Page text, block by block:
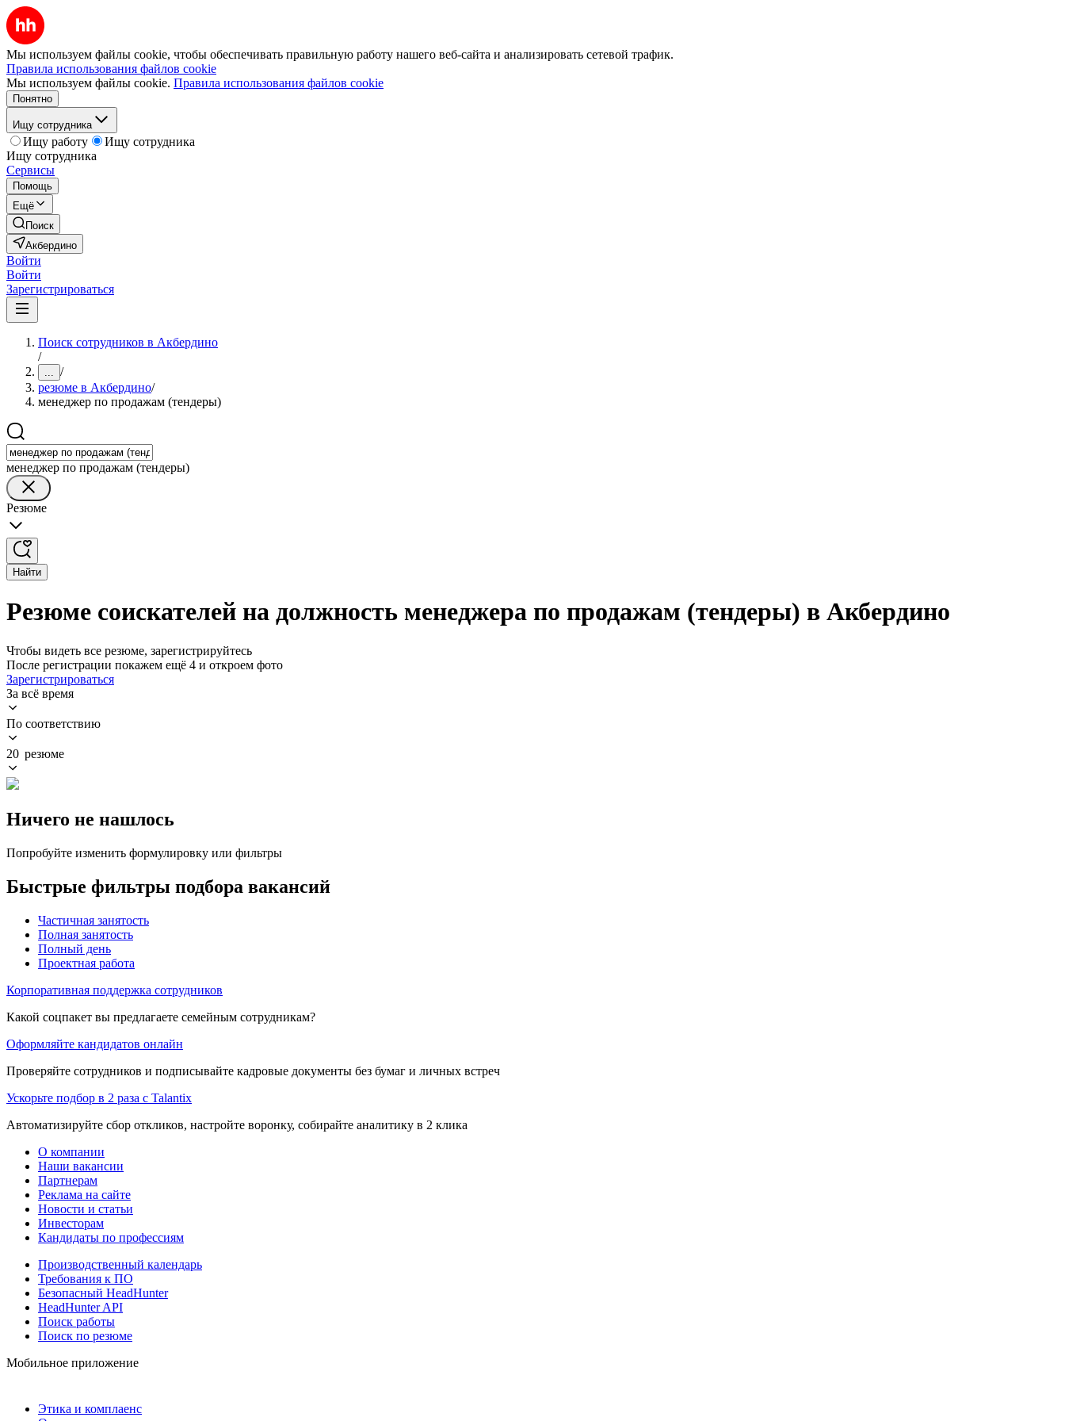
Мы используем файлы cookie, чтобы обеспечивать правильную работу нашего веб-сайта и анализировать сетевой трафик.
Правила использования файлов cookie
Мы используем файлы cookie. Правила использования файлов cookie
Понятно
Ищу сотрудника
Ищу работу
Ищу сотрудника
Ищу сотрудника
Сервисы
Помощь
Ещё
Поиск
Акбердино
Войти
Войти
Зарегистрироваться
Поиск сотрудников в Акбердино
/
... /
резюме в Акбердино/
менеджер по продажам (тендеры)
менеджер по продажам (тендеры)
Резюме
Найти
Резюме соискателей на должность менеджера по продажам (тендеры) в Акбердино
Чтобы видеть все резюме, зарегистрируйтесь
После регистрации покажем ещё 4 и откроем фото
Зарегистрироваться
За всё время
По соответствию
20 резюме
Ничего не нашлось
Попробуйте изменить формулировку или фильтры
Быстрые фильтры подбора вакансий
Частичная занятость
Полная занятость
Полный день
Проектная работа
Корпоративная поддержка сотрудников
Какой соцпакет вы предлагаете семейным сотрудникам?
Оформляйте кандидатов онлайн
Проверяйте сотрудников и подписывайте кадровые документы без бумаг и личных встреч
Ускорьте подбор в 2 раза с Talantix
Автоматизируйте сбор откликов, настройте воронку, собирайте аналитику в 2 клика
О компании
Наши вакансии
Партнерам
Реклама на сайте
Новости и статьи
Инвесторам
Кандидаты по профессиям
Производственный календарь
Требования к ПО
Безопасный HeadHunter
HeadHunter API
Поиск работы
Поиск по резюме
Мобильное приложение
Этика и комплаенс